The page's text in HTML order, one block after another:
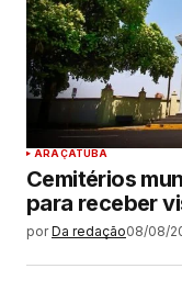
ARAÇATUBA
Cemitérios
para receber
por Da redação08/08/